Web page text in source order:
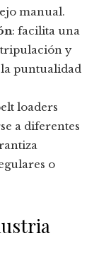
manual.
: facilita una
y
puntualidad
loaders
a diferentes
o